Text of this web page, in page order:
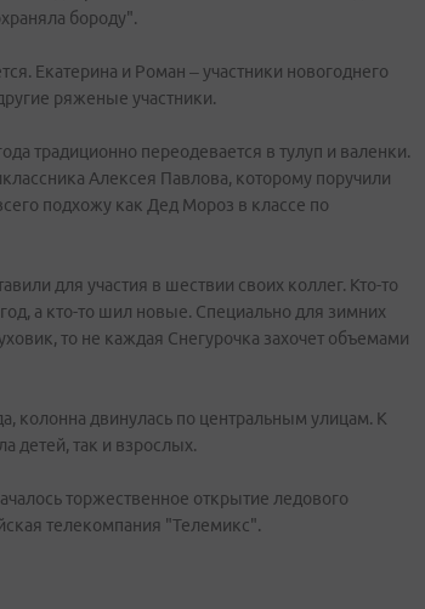
бороду".
Екатерина и Роман – участники новогоднего
ряженые участники.
традиционно переодевается в тулуп и валенки.
Алексея Павлова, которому поручили
подхожу как Дед Мороз в классе по
для участия в шествии своих коллег. Кто-то
а кто-то шил новые. Специально для зимних
то не каждая Снегурочка захочет объемами
колонна двинулась по центральным улицам. К
детей, так и взрослых.
торжественное открытие ледового
телекомпания "Телемикс".